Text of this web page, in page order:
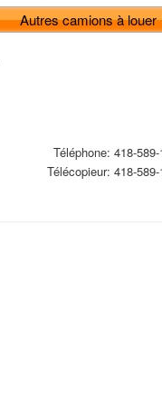
Autres camions à louer
Chariot
Minibus
Téléphone: 418-
Télécopieur: 418-